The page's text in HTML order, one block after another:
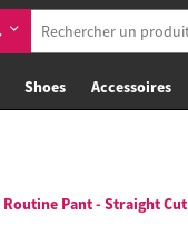
Shoes Accessoires
Routine Pant - Straight Cut